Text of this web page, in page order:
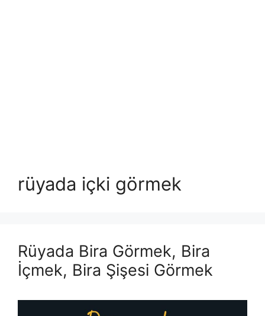
rüyada içki görmek
Rüyada Bira Görmek, Bira
İçmek, Bira Şişesi Görmek